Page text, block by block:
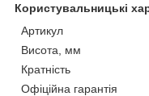
Користувальницькі
Артикул
Висота, мм
Кратність
Офіційна гарантія